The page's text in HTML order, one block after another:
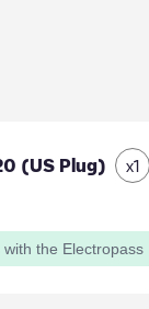
(US Plug) x1
with the Electropass